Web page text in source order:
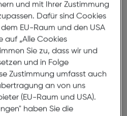
140mm
und mit Ihrer Zustimmung
Dafür sind Cookies
EU-Raum und den USA
auf „Alle Cookies
Sie zu, dass wir und
und in Folge
Zustimmung umfasst auch
an von uns
(EU-Raum und USA).
haben Sie die